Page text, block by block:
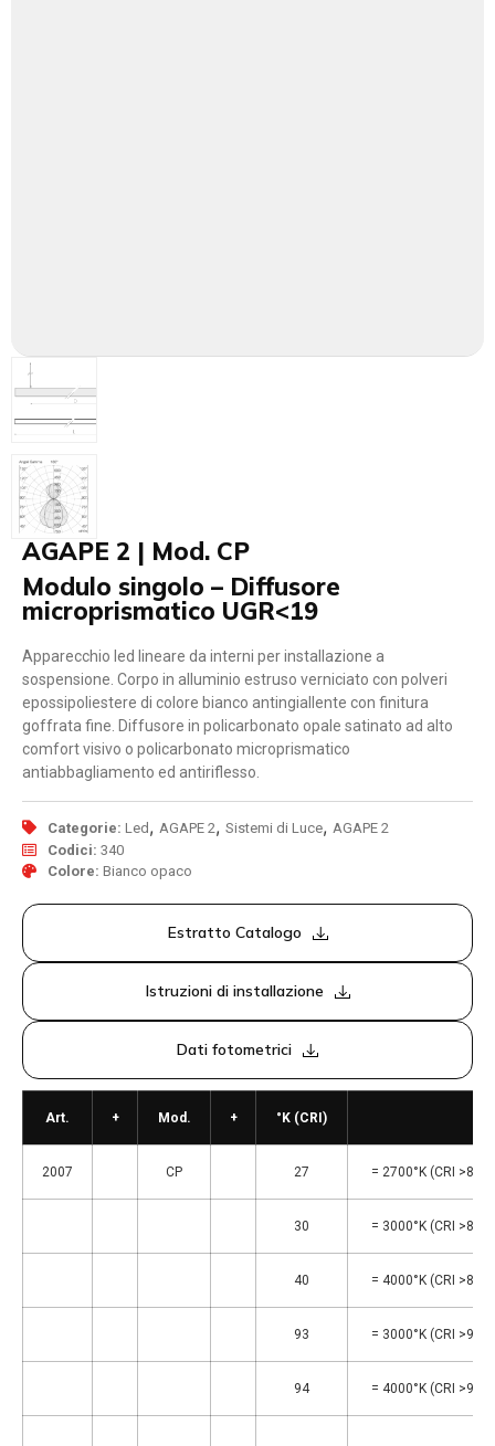
AGAPE 2 | Mod. CP
Modulo singolo – Diffusore
microprismatico UGR<19
Apparecchio led lineare da interni per installazione a
sospensione. Corpo in alluminio estruso verniciato con polveri
epossipoliestere di colore bianco antingiallente con finitura
goffrata fine. Diffusore in policarbonato opale satinato ad alto
comfort visivo o policarbonato microprismatico
antiabbagliamento ed antiriflesso.
Categorie: Led , AGAPE 2, Sistemi di Luce, AGAPE 2
Codici: 340
Colore: Bianco opaco
Estratto Catalogo
Istruzioni di installazione
Dati fotometrici
Art. + Mod. + °K (CRI)
2007 CP 27 = 2700°K (CRI >80)
30 = 3000°K (CRI >80)
40 = 4000°K (CRI >80)
93 = 3000°K (CRI >90)
94 = 4000°K (CRI >90)